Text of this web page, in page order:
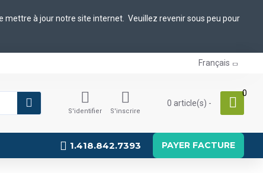
mettre à jour notre site internet. Veuillez revenir sous peu pour
Français
S'identifier S'inscrire
0 article(s) -
0
1.418.842.7393 PAYER FACTURE